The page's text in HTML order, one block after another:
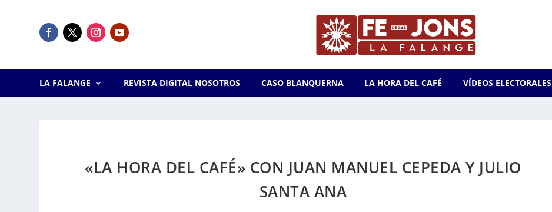
LA FALANGE REVISTA DIGITAL NOSOTROS CASO BLANQUERNA LA HORA DEL CAFÉ VÍDEOS ELECTORALES
«LA HORA DEL CAFÉ» CON JUAN MANUEL CEPEDA Y JULIO
SANTA ANA